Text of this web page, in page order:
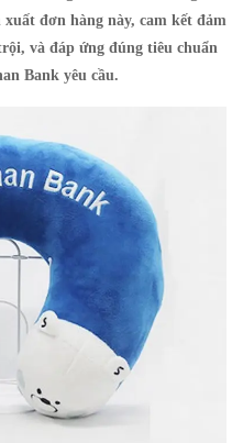
đơn hàng này, cam kết đảm
và đáp ứng đúng tiêu chuẩn
Bank yêu cầu.